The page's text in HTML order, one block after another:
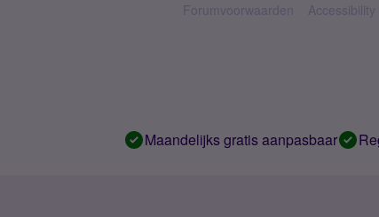
Forumvoorwaarden
Maandelijks gratis aanpasbaar